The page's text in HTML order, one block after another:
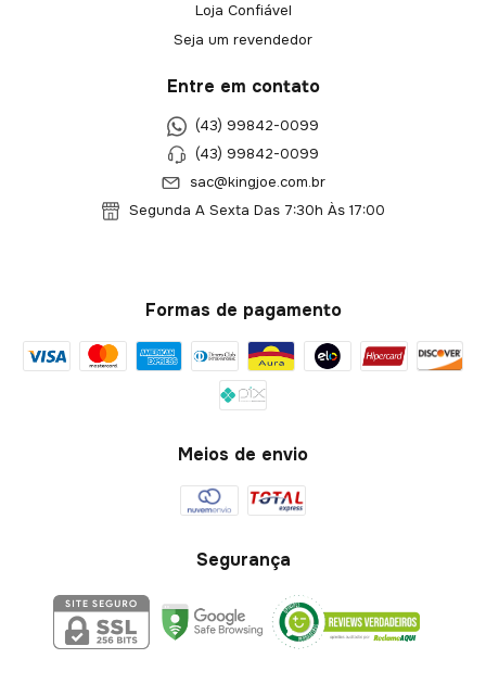
Loja Confiável
Seja um revendedor
Entre em contato
(43) 99842-0099
(43) 99842-0099
sac@kingjoe.com.br
Segunda A Sexta Das 7:30h Às 17:00
Formas de pagamento
Meios de envio
Segurança